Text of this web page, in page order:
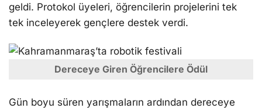
geldi. Protokol üyeleri, öğrencilerin projelerini tek
tek inceleyerek gençlere destek verdi.
Dereceye Giren Öğrencilere Ödül
Gün boyu süren yarışmaların ardından dereceye